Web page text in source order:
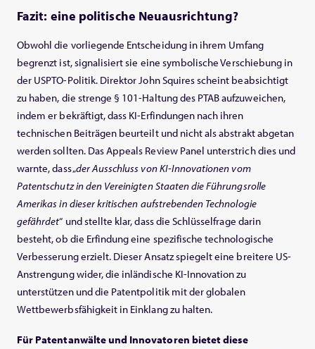
Fazit: eine politische Neuausrichtung?
Obwohl die vorliegende Entscheidung in ihrem Umfang
begrenzt ist, signalisiert sie eine symbolische Verschiebung in
der USPTO-Politik. Direktor John Squires scheint beabsichtigt
zu haben, die strenge § 101-Haltung des PTAB aufzuweichen,
indem er bekräftigt, dass KI-Erfindungen nach ihren
technischen Beiträgen beurteilt und nicht als abstrakt abgetan
werden sollten. Das Appeals Review Panel unterstrich dies und
warnte, dass „der Ausschluss von KI-Innovationen vom
Patentschutz in den Vereinigten Staaten die Führungsrolle
Amerikas in dieser kritischen aufstrebenden Technologie
gefährdet“ und stellte klar, dass die Schlüsselfrage darin
besteht, ob die Erfindung eine spezifische technologische
Verbesserung erzielt. Dieser Ansatz spiegelt eine breitere US-
Anstrengung wider, die inländische KI-Innovation zu
unterstützen und die Patentpolitik mit der globalen
Wettbewerbsfähigkeit in Einklang zu halten.
Für Patentanwälte und Innovatoren bietet diese